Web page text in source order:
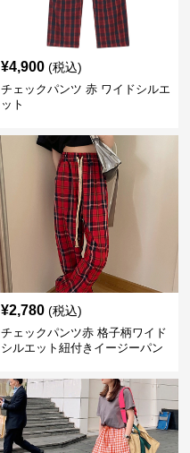
¥4,900 (税込)
チェックパンツ 赤 ワイドシルエ
ット
¥2,780 (税込)
チェックパンツ赤 格子柄ワイド
シルエット紐付きイージーパン